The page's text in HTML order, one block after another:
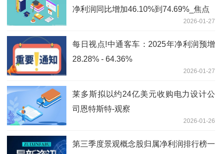
净利润同比增加46.10%到74.69%_焦点
2026-01-27
每日视点!中通客车：2025年净利润预增
28.28% - 64.36%
2026-01-27
莱多斯拟以约24亿美元收购电力设计公
司恩特斯特-观察
2026-01-26
第三季度景观概念股归属净利润排行榜一